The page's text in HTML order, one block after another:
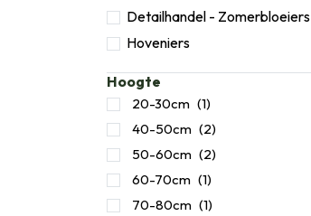
Detailhandel - Zomerbloeiers
Hoveniers
Hoogte
20-30cm (1)
40-50cm (2)
50-60cm (2)
60-70cm (1)
70-80cm (1)